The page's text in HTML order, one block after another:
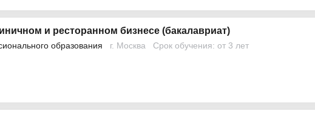
и ресторанном бизнесе (бакалавриат)
образования г. Москва Срок обучения: от 3 лет